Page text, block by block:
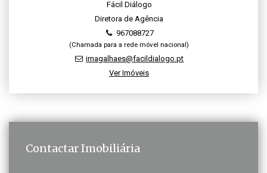
Fácil Diálogo
Diretora de Agência
967088727
(Chamada para a rede móvel nacional)
imagalhaes@facildialogo.pt
Ver Imóveis
Contactar Imobiliária